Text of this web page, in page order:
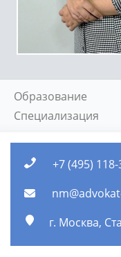
Образование
Специализация
+7 (495)
г. Москва,